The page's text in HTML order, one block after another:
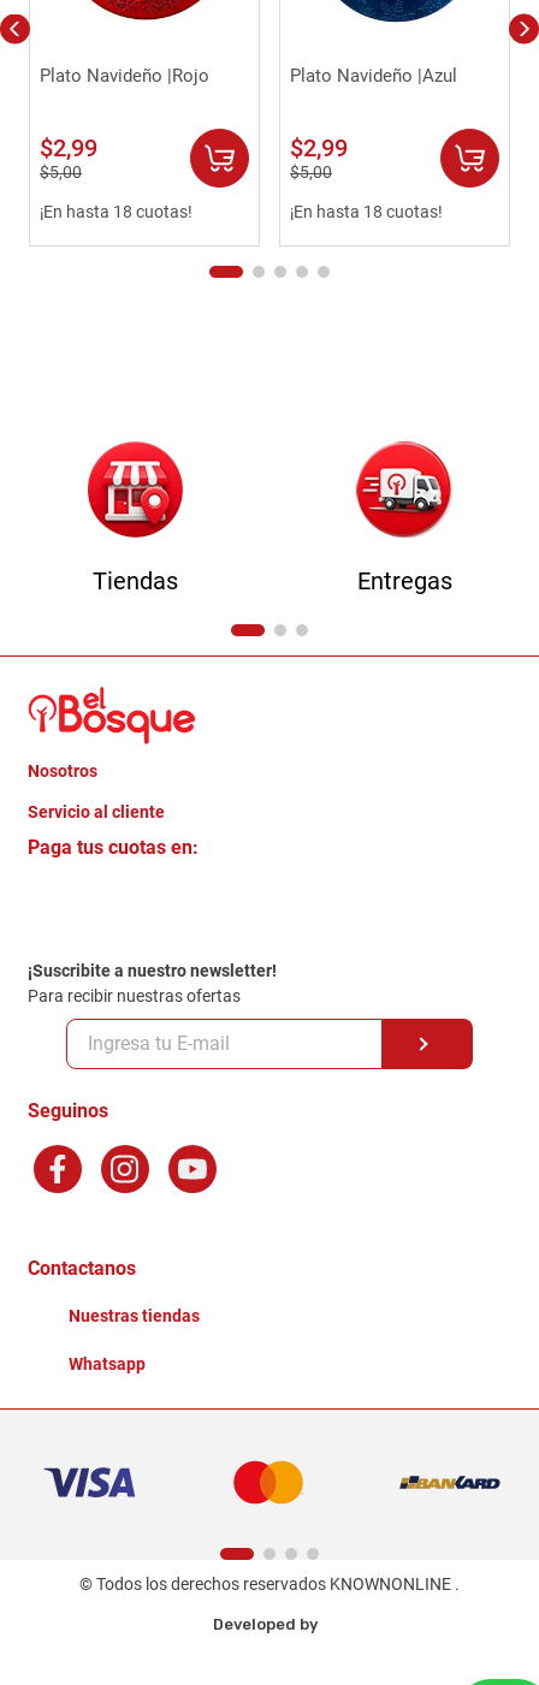
Plato Navideño |Rojo
$2,99
$5,00
¡En hasta 18 cuotas!
Plato Navideño |Azul
$2,99
$5,00
¡En hasta 18 cuotas!
Tiendas Entregas
Nosotros
Quienes somos
Trabaja con Nosotros
Servicio al cliente
Crédito Directo
Politica de Privacidad
Políticas y condiciones GiftCard
Formas de Pago
Terminos y Condiciones
Factura Electronica
Ganadores - Promociones
Paga tus cuotas en:
¡Suscribite a nuestro newsletter!
Para recibir nuestras ofertas
Seguinos
Contactanos
Nuestras tiendas
Whatsapp
© Todos los derechos reservados KNOWNONLINE .
Developed by